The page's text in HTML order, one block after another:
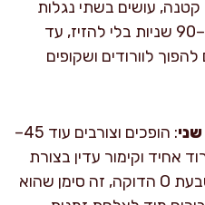
עושים בשתי נגלות
כדי לא לצופף. צורבים 60–90 שניות בלי להזיז, עד
לוורודים ושקופים
: הופכים וצורבים עוד 45–
אחיד וקימור עדין בצורת
C. אם השרימפס נסגר לטבעת O הדוקה, זה סימן שהוא